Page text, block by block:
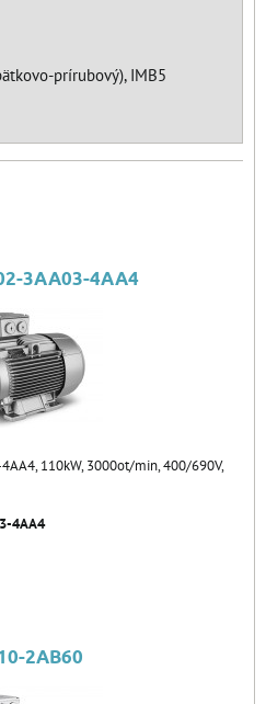
prírubový), IMB5
3AA03-4AA4
110kW, 3000ot/min, 400/690V,
4AA4
2AB60